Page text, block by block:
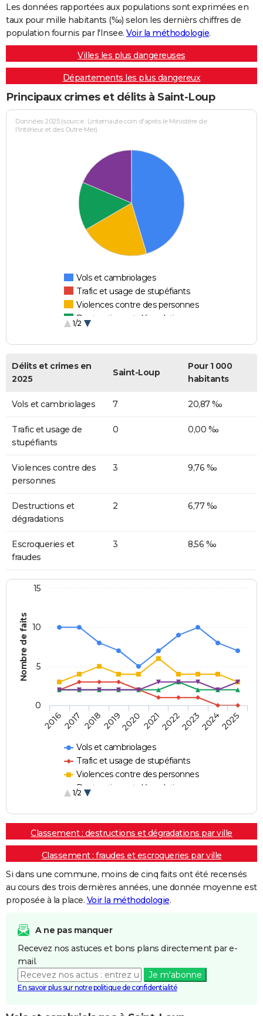
Les données rapportées aux populations sont exprimées en
taux pour mille habitants (‰) selon les dernièrs chiffres de
population fournis par l'Insee. Voir la méthodologie.
Villes les plus dangereuses
Départements les plus dangereux
Principaux crimes et délits à Saint-Loup
Données 2025 (source : Linternaute.com d'après le Ministère de
l'Intérieur et des Outre-Mer)
Vols et cambriolages
Trafic et usage de stupéfiants
Violences contre des personnes
Destructions et dégradations
1/2
Délits et crimes en
2025
Saint-Loup
Pour 1 000
habitants
Vols et cambriolages 7 20,87 ‰
Trafic et usage de
stupéfiants
0 0,00 ‰
Violences contre des
personnes
3 9,76 ‰
Destructions et
dégradations
2 6,77 ‰
Escroqueries et
fraudes
3 8,56 ‰
Nombre de faits
Vols et cambriolages
Trafic et usage de stupéfiants
Violences contre des personnes
Destructions et dégradations
1/2
20162017 20182019202020212022202320242025
0
5
10
15
Classement : destructions et dégradations par ville
Classement : fraudes et escroqueries par ville
Si dans une commune, moins de cinq faits ont été recensés
au cours des trois dernières années, une donnée moyenne est
proposée à la place. Voir la méthodologie.
A ne pas manquer
Recevez nos astuces et bons plans directement par e-
mail.
Je m'abonne
En savoir plus sur notre politique de confidentialité